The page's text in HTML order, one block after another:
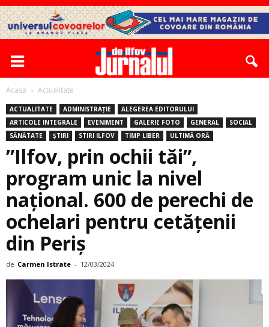
Acasă Actualitate
ACTUALITATE ADMINISTRAȚIE
ALEGEREA EDITORULUI
ARTICOLE INTEGRALE
EVENIMENT GALERIE FOTO GENERAL
SOCIAL
SĂNĂTATE
ȘTIRI STIRI ILFOV TIMP LIBER ULTIMĂ ORĂ
”Ilfov, prin ochii tăi”,
program unic la nivel
național. 600 de perechi de
ochelari pentru cetăţenii
din Periș
de Carmen Istrate - 12/03/2024